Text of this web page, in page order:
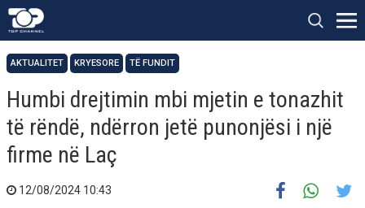
AKTUALITET KRYESORE TË FUNDIT
Humbi drejtimin mbi mjetin e tonazhit
të rëndë, ndërron jetë punonjësi i një
firme në Laç
12/08/2024 10:43